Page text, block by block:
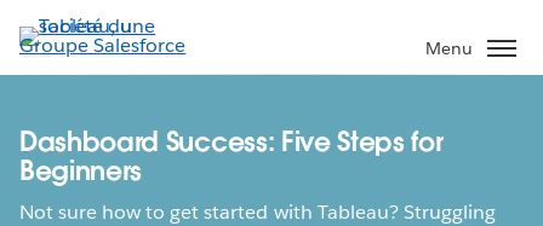
Aller
au
contenu
Menu
Dashboard Success: Five Steps for
Beginners
Not sure how to get started with Tableau? Struggling